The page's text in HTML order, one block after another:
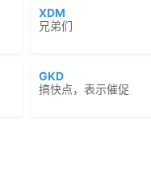
XDM
兄弟们
GKD
搞快点，表示催促